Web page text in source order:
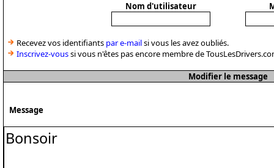
Nom d'utilisateur
Recevez vos identifiants par e-mailsi vous les avez oubliés.
Inscrivez-voussi vous n'êtes pas encore membre de
Modifier le message
Message